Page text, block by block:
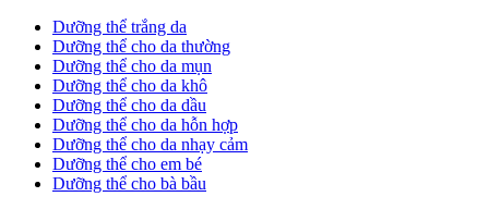
Dưỡng thể trắng da
Dưỡng thể cho da thường
Dưỡng thể cho da mụn
Dưỡng thể cho da khô
Dưỡng thể cho da dầu
Dưỡng thể cho da hỗn hợp
Dưỡng thể cho da nhạy cảm
Dưỡng thể cho em bé
Dưỡng thể cho bà bầu